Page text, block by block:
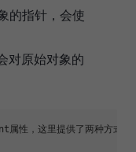
的指针，会使
对原始对象的
，这里提供了两种方式（